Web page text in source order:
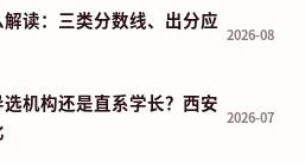
读：三类分数线、出分应
2026-08
机构还是直系学长？西安
2026-07